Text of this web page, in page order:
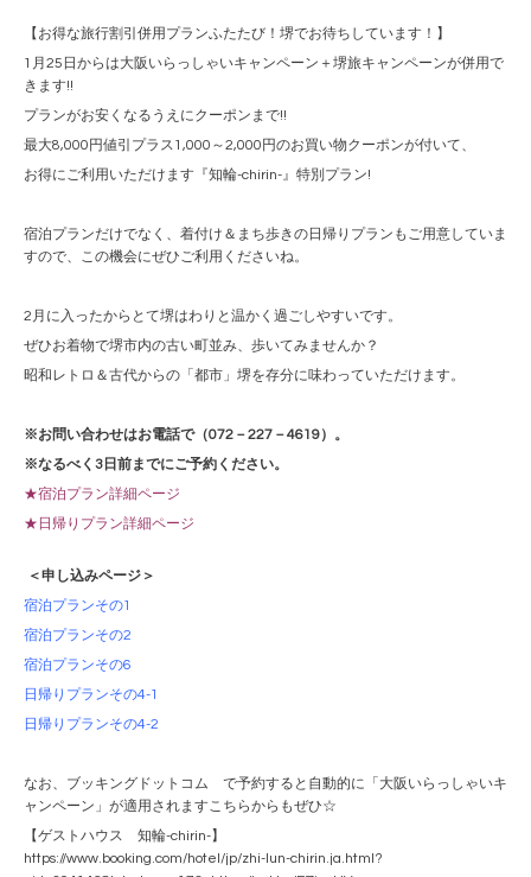
【お得な旅行割引併用プランふたたび！堺でお待ちしています！】
1月25日からは大阪いらっしゃいキャンペーン＋堺旅キャンペーンが併用で
きます!!
プランがお安くなるうえにクーポンまで!!
最大8,000円値引プラス1,000～2,000円のお買い物クーポンが付いて、
お得にご利用いただけます『知輪-chirin-』特別プラン!
宿泊プランだけでなく、着付け＆まち歩きの日帰りプランもご用意していま
すので、この機会にぜひご利用くださいね。
2月に入ったからとて堺はわりと温かく過ごしやすいです。
ぜひお着物で堺市内の古い町並み、歩いてみませんか？
昭和レトロ＆古代からの「都市」堺を存分に味わっていただけます。
※お問い合わせはお電話で（072－227－4619）。
※なるべく3日前までにご予約ください。
★宿泊プラン詳細ページ
★日帰りプラン詳細ページ
＜申し込みページ＞
宿泊プランその1
宿泊プランその2
宿泊プランその6
日帰りプランその4-1
日帰りプランその4-2
なお、ブッキングドットコム で予約すると自動的に「大阪いらっしゃいキ
ャンペーン」が適用されますこちらからもぜひ☆
【ゲストハウス 知輪-chirin-】
https://www.booking.com/hotel/jp/zhi-lun-chirin.ja.html?